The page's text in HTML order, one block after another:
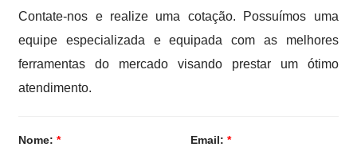
Contate-nos e realize uma cotação. Possuímos uma
equipe especializada e equipada com as melhores
ferramentas do mercado visando prestar um ótimo
atendimento.
Nome:* Email: *